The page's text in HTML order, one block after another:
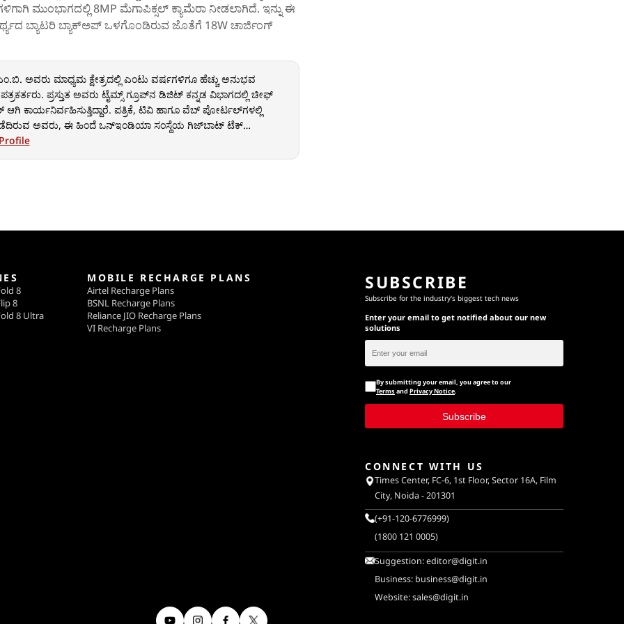
ಮುಂಭಾಗದಲ್ಲಿ 8MP ಮೆಗಾಪಿಕ್ಸಲ್ ಕ್ಯಾಮೆರಾ ನೀಡಲಾಗಿದೆ. ಇನ್ನು ಈ
ಬ್ಯಾಟರಿ ಬ್ಯಾಕ್‌ಅಪ್‌ ಒಳಗೊಂಡಿರುವ ಜೊತೆಗೆ 18W ಚಾರ್ಜಿಂಗ್‌
ಅವರು ಮಾಧ್ಯಮ ಕ್ಷೇತ್ರದಲ್ಲಿ ಎಂಟು ವರ್ಷಗಳಿಗೂ ಹೆಚ್ಚು ಅನುಭವ
ಪ್ರಸ್ತುತ ಅವರು ಟೈಮ್ಸ್ ಗ್ರೂಪ್‌ನ ಡಿಜಿಟ್ ಕನ್ನಡ ವಿಭಾಗದಲ್ಲಿ ಚೀಫ್
ಕಾರ್ಯನಿರ್ವಹಿಸುತ್ತಿದ್ದಾರೆ. ಪತ್ರಿಕೆ, ಟಿವಿ ಹಾಗೂ ವೆಬ್ ಪೋರ್ಟಲ್‌ಗಳಲ್ಲಿ
ಅವರು, ಈ ಹಿಂದೆ ಒನ್‌ಇಂಡಿಯಾ ಸಂಸ್ಥೆಯ ಗಿಜ್‌ಬಾಟ್ ಟೆಕ್
ಉಪಸಂಪಾದಕರಾಗಿ ಸೇವೆ ಸಲ್ಲಿಸಿದ್ದಾರೆ.
8
8
8 Ultra
MOBILE RECHARGE PLANS
Airtel Recharge Plans
BSNL Recharge Plans
Reliance JIO Recharge Plans
VI Recharge Plans
SUBSCRIBE
Subscribe for the industry's biggest tech news
Enter your email to get notified about our new
solutions
By submitting your email, you agree to our
Terms and Privacy Notice.
Subscribe
CONNECT WITH US
Times Center, FC-6, 1st Floor, Sector 16A, Film
City, Noida - 201301
(+91-120-6776999)
(1800 121 0005)
Suggestion:editor@digit.in
Business: business@digit.in
Website:sales@digit.in